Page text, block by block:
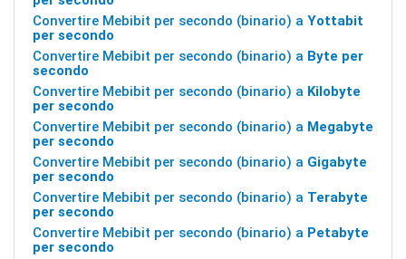
Convertire Mebibit per secondo (binario) a Yottabit
per secondo
Convertire Mebibit per secondo (binario) a Byte per
secondo
Convertire Mebibit per secondo (binario) a Kilobyte
per secondo
Convertire Mebibit per secondo (binario) a Megabyte
per secondo
Convertire Mebibit per secondo (binario) a Gigabyte
per secondo
Convertire Mebibit per secondo (binario) a Terabyte
per secondo
Convertire Mebibit per secondo (binario) a Petabyte
per secondo